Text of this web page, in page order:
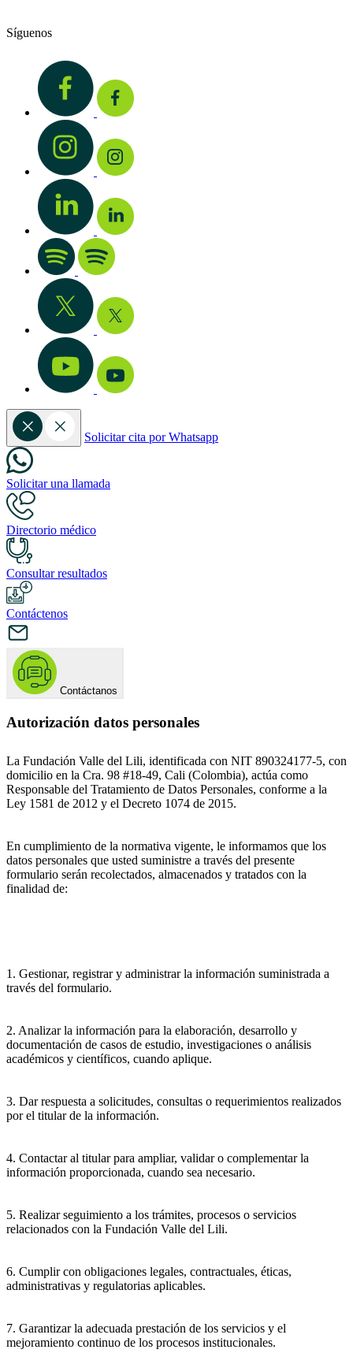
Síguenos
Solicitar cita por Whatsapp
Solicitar una llamada
Directorio médico
Consultar resultados
Contáctenos
Contáctanos
Autorización datos personales
La Fundación Valle del Lili, identificada con NIT 890324177-5, con
domicilio en la Cra. 98 #18-49, Cali (Colombia), actúa como
Responsable del Tratamiento de Datos Personales, conforme a la
Ley 1581 de 2012 y el Decreto 1074 de 2015.
En cumplimiento de la normativa vigente, le informamos que los
datos personales que usted suministre a través del presente
formulario serán recolectados, almacenados y tratados con la
finalidad de:
1. Gestionar, registrar y administrar la información suministrada a
través del formulario.
2. Analizar la información para la elaboración, desarrollo y
documentación de casos de estudio, investigaciones o análisis
académicos y científicos, cuando aplique.
3. Dar respuesta a solicitudes, consultas o requerimientos realizados
por el titular de la información.
4. Contactar al titular para ampliar, validar o complementar la
información proporcionada, cuando sea necesario.
5. Realizar seguimiento a los trámites, procesos o servicios
relacionados con la Fundación Valle del Lili.
6. Cumplir con obligaciones legales, contractuales, éticas,
administrativas y regulatorias aplicables.
7. Garantizar la adecuada prestación de los servicios y el
mejoramiento continuo de los procesos institucionales.